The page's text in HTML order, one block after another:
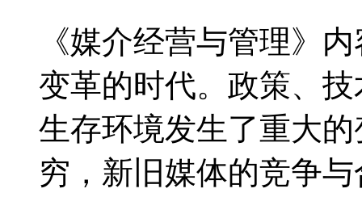
《媒介经营与管理》
变革的时代。政策、
生存环境发生了重大
穷，新旧媒体的竞争